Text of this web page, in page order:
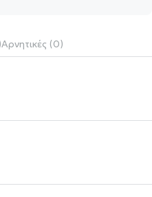
Αρνητικές (0)